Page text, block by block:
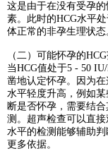
这是由于在没有受孕
素。此时的HCG水平
体正常的非孕生理状态
（二）可能怀孕的HCG
当HCG值处于5 - 50
凿地认定怀孕。因为
水平轻度升高，例如
断是否怀孕，需要结
测。超声检查可以直
水平的检测能够辅助
更多依据。